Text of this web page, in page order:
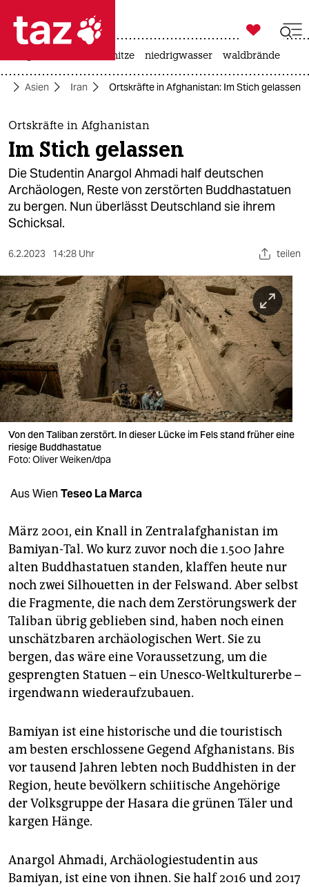
 taz zahl ich
taz zahl ich
themen
politik
öko
gesellschaft
kultur
sport
berlin
nord
wahrheit
verlag
verlag
veranstaltungen
unterstützen
abo
genossenschaft
epaper login

taz zahl ich
hitze niedrigwasser waldbrände
Asien Iran Ortskräfte in Afghanistan: Im Stich gelassen
Ortskräfte in Afghanistan
Im Stich gelassen
Die Studentin Anargol Ahmadi half deutschen
Archäologen, Reste von zerstörten Buddhastatuen
zu bergen. Nun überlässt Deutschland sie ihrem
Schicksal.
6.2.2023 14:28 Uhr teilen
Von den Taliban zerstört. In dieser Lücke im Fels stand früher eine
riesige Buddhastatue
Foto: Oliver Weiken/dpa
Aus Wien Teseo La Marca
März 2001, ein Knall in Zen­tralafghanistan im
Bamiyan-Tal. Wo kurz zuvor noch die 1.500 Jahre
alten Buddha­statuen standen, klaffen heute nur
noch zwei Silhouetten in der Felswand. Aber selbst
die Fragmente, die nach dem Zerstörungswerk der
Taliban übrig geblieben sind, haben noch einen
unschätzbaren archäologischen Wert. Sie zu
bergen, das wäre eine Voraussetzung, um die
gesprengten Statuen – ein Unesco-Weltkulturerbe –
irgendwann wiederaufzubauen.
Bamiyan ist eine historische und die touristisch
am besten erschlossene Gegend Afghanistans. Bis
vor tausend Jahren lebten noch Buddhisten in der
Region, heute bevölkern schiitische Angehörige
der Volksgruppe der Hasara die grünen Täler und
kargen Hänge.
Anargol Ahmadi, Archäologiestudentin aus
Bamiyan, ist eine von ihnen. Sie half 2016 und 2017